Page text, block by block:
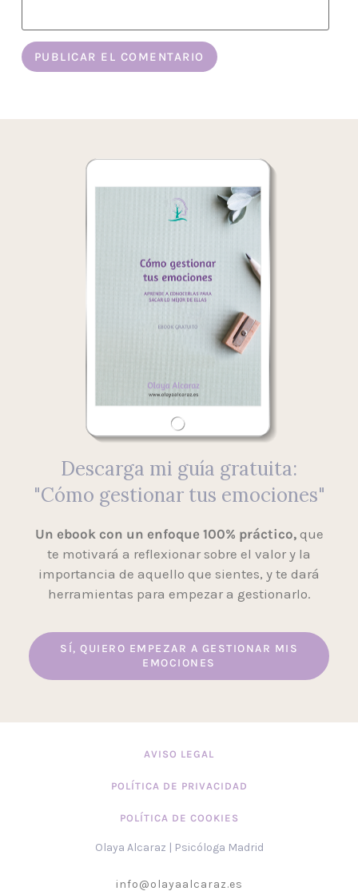
Descarga mi guía gratuita:
"Cómo gestionar tus emociones"
Un ebook con un enfoque 100% práctico,que
te motivará a reflexionar sobre el valor y la
importancia de aquello que sientes, y te dará
herramientas para empezar a gestionarlo.
SÍ, QUIERO EMPEZAR A GESTIONAR MIS
EMOCIONES
AVISO LEGAL
POLÍTICA DE PRIVACIDAD
POLÍTICA DE COOKIES
Olaya Alcaraz | Psicóloga Madrid
info@olayaalcaraz.es